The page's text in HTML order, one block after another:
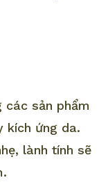
các sản phẩm
kích ứng da.
lành tính sẽ